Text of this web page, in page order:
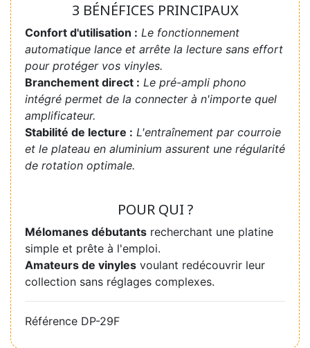
3 BÉNÉFICES PRINCIPAUX
Confort d'utilisation : Le fonctionnement
automatique lance et arrête la lecture sans effort
pour protéger vos vinyles.
Branchement direct : Le pré-ampli phono
intégré permet de la connecter à n'importe quel
amplificateur.
Stabilité de lecture : L'entraînement par courroie
et le plateau en aluminium assurent une régularité
de rotation optimale.
POUR QUI ?
Mélomanes débutants recherchant une platine
simple et prête à l'emploi.
Amateurs de vinyles voulant redécouvrir leur
collection sans réglages complexes.
Référence DP-29F